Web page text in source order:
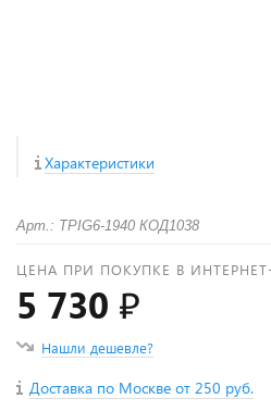
Характеристики
Арт.: TPIG6-1940 КОД1038
ЦЕНА ПРИ ПОКУПКЕ В
5 730 ₽
Нашли дешевле?
Доставка по Москве от 250 руб.